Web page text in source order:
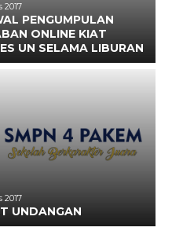
2017
PENGUMPULAN
ONLINE KIAT
UN SELAMA LIBURAN
2017
UNDANGAN